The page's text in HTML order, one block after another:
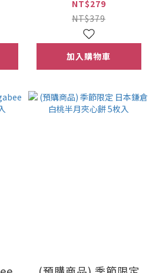
NT$279
NT$379
加入購物車